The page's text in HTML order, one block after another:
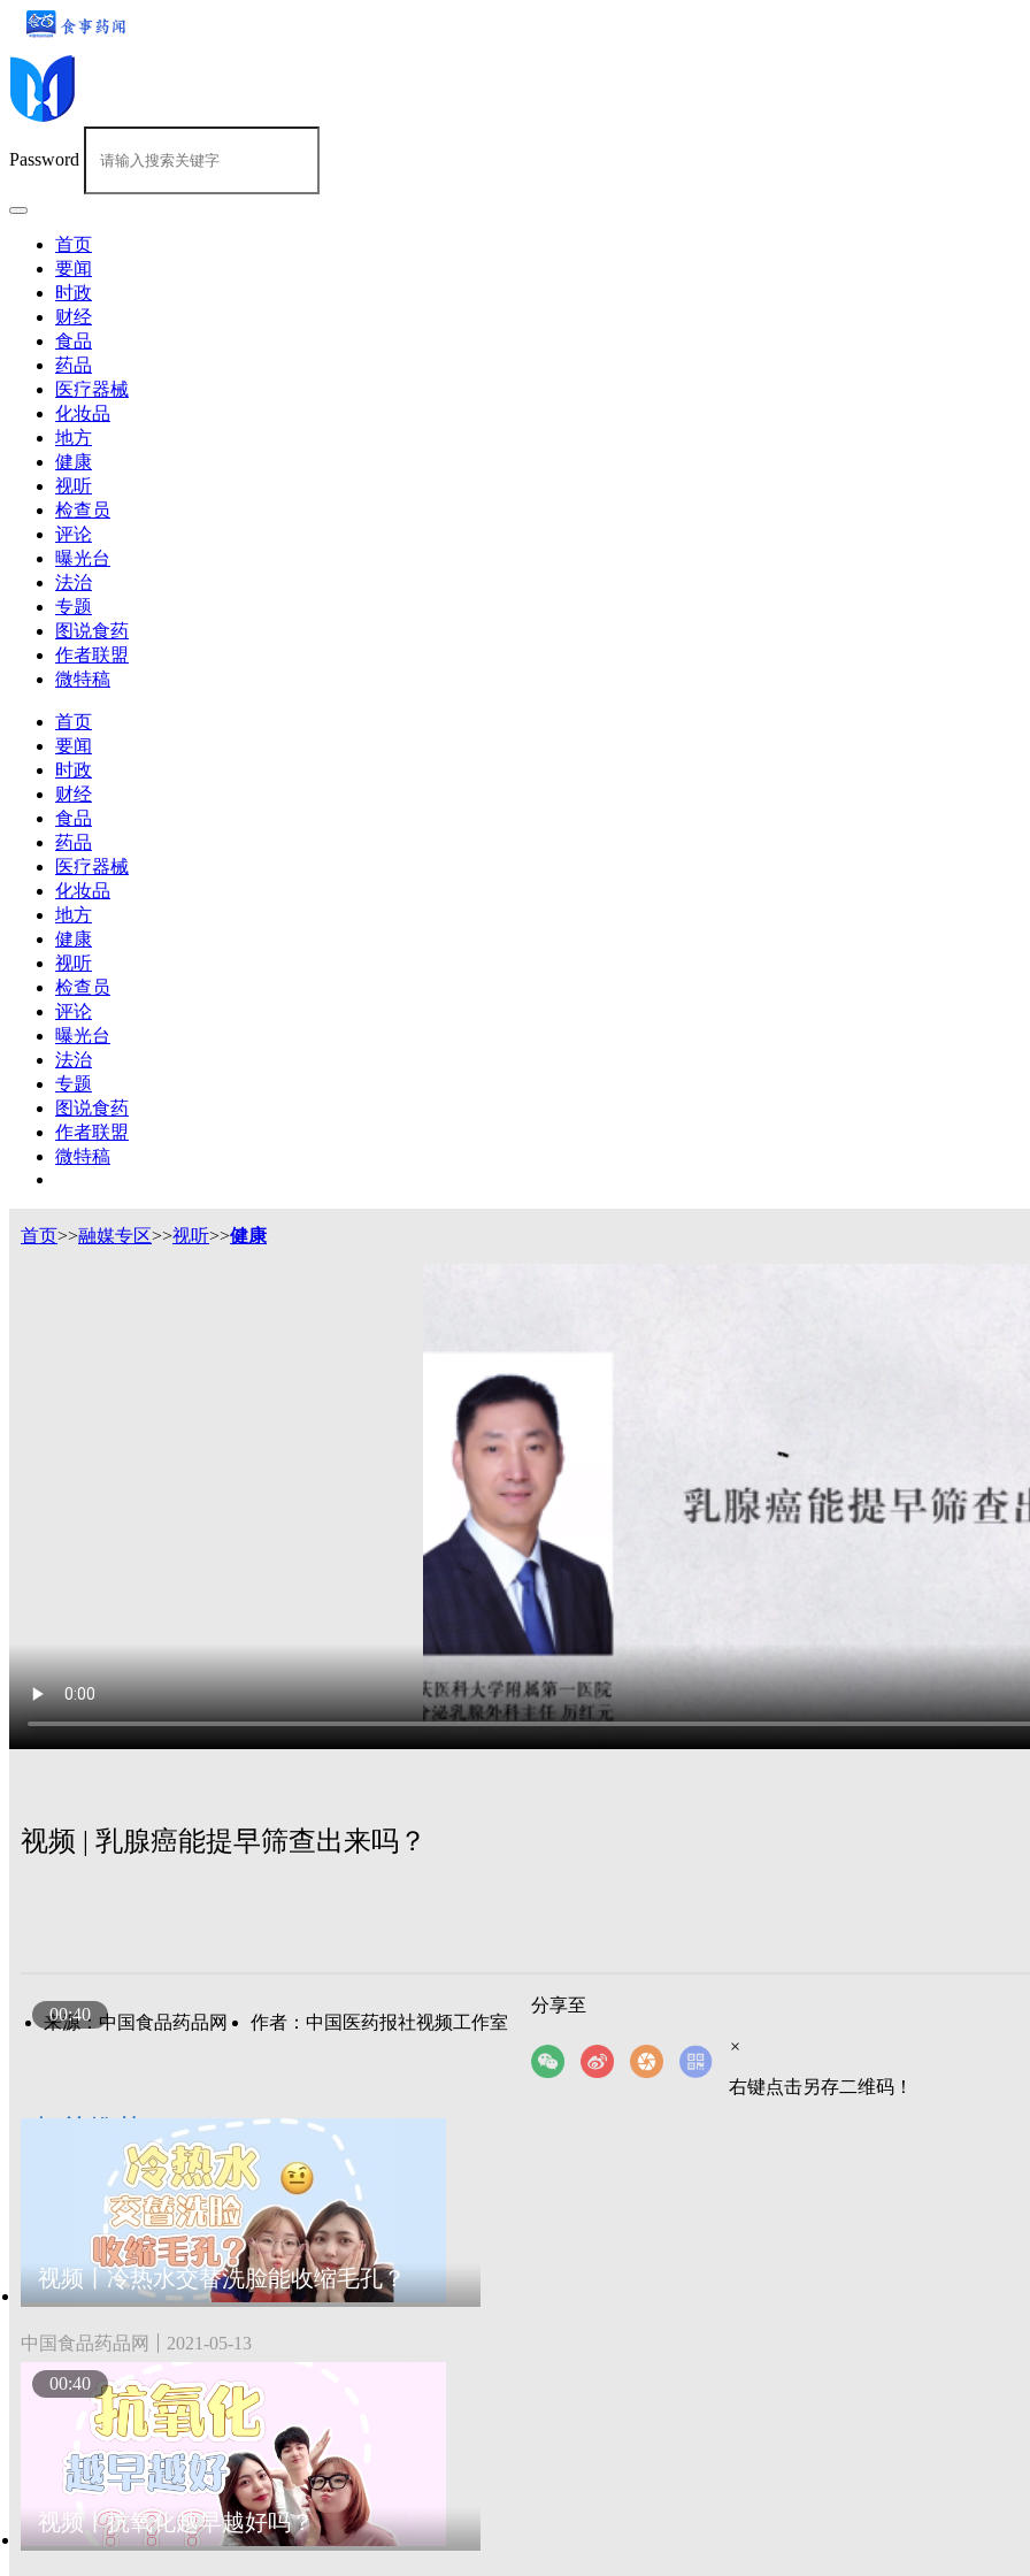
Password
首页
要闻
时政
财经
食品
药品
医疗器械
化妆品
地方
健康
视听
检查员
评论
曝光台
法治
专题
图说食药
作者联盟
微特稿
首页
要闻
时政
财经
食品
药品
医疗器械
化妆品
地方
健康
视听
检查员
评论
曝光台
法治
专题
图说食药
作者联盟
微特稿
首页>>融媒专区>>视听>>健康
视频 | 乳腺癌能提早筛查出来吗？
来源：中国食品药品网 作者：中国医药报社视频工作室
分享至
×
右键点击另存二维码！
00:40
视频丨冷热水交替洗脸能收缩毛孔？
中国食品药品网 2021-05-13
00:40
视频丨抗氧化越早越好吗？